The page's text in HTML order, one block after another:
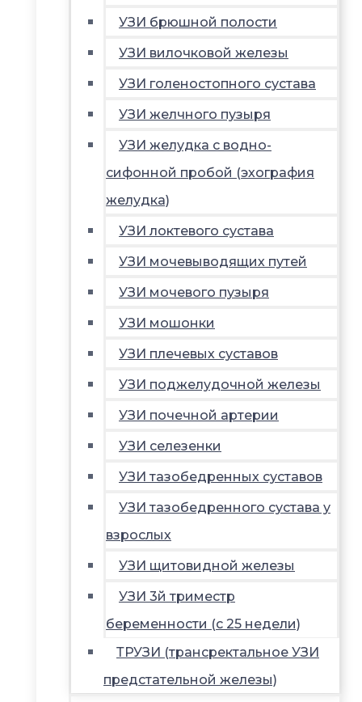
УЗИ брюшной полости
УЗИ вилочковой железы
УЗИ голеностопного сустава
УЗИ желчного пузыря
УЗИ желудка с водно-
сифонной пробой (эхография
желудка)
УЗИ локтевого сустава
УЗИ мочевыводящих путей
УЗИ мочевого пузыря
УЗИ мошонки
УЗИ плечевых суставов
УЗИ поджелудочной железы
УЗИ почечной артерии
УЗИ селезенки
УЗИ тазобедренных суставов
УЗИ тазобедренного сустава у
взрослых
УЗИ щитовидной железы
УЗИ 3й триместр
беременности (с 25 недели)
ТРУЗИ (трансректальное УЗИ
предстательной железы)